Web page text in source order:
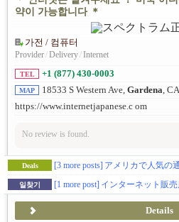
약이 가능합니다 ＊
가전 / 컴퓨터
Provider/Delivery/Internet
TEL +1 (877) 430-0003
MAP 18533 S Western Ave, Gardena,
https://www.internetjapanese.c om
No review is found.
Deals [3 more posts] アメリカで人気の通信サービス『
일찾기 [1 more post] インターネット販売
Details